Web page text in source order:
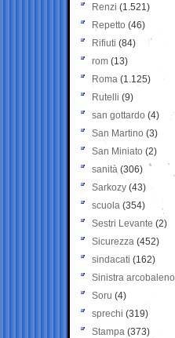
Renzi (1.521)
Repetto (46)
Rifiuti (84)
rom (13)
Roma (1.125)
Rutelli (9)
san gottardo (4)
San Martino (3)
San Miniato (2)
sanità (306)
Sarkozy (43)
scuola (354)
Sestri Levante (2)
Sicurezza (452)
sindacati (162)
Sinistra arcobaleno
Soru (4)
sprechi (319)
Stampa (373)